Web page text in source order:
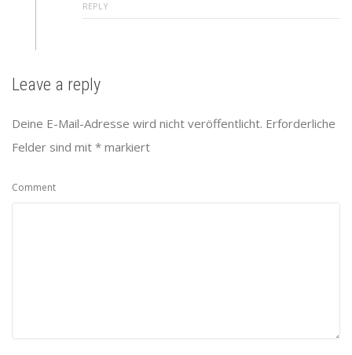
REPLY
Leave a reply
Deine E-Mail-Adresse wird nicht veröffentlicht. Erforderliche
Felder sind mit * markiert
Comment